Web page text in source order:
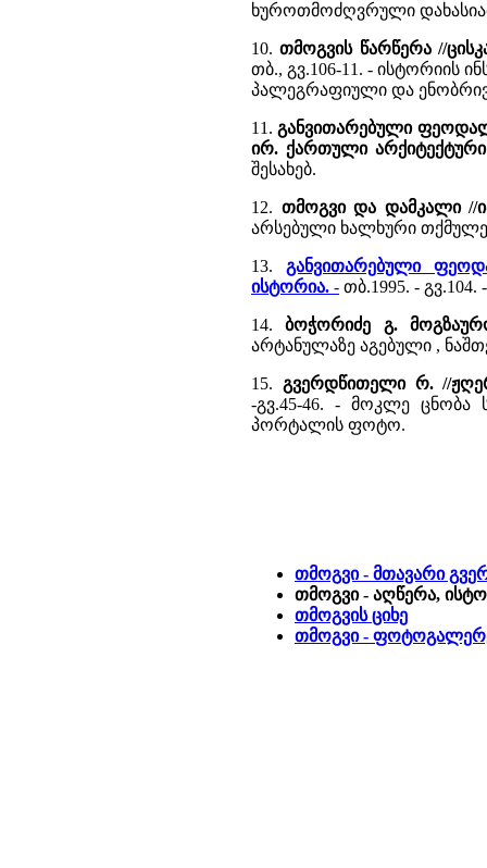
ხუროთმოძღვრული
10.თმოგვის წარწერა //
თბ., გვ.106-11. - ისტორიის
პალეგრაფიული და
11.განვითარებული
ირ. ქართული
შესახებ.
12. თმოგვი და დამკალი //
არსებული ხალხური
13. განვითარებული
ისტორია. - თბ.1995. -
14.ბოჭორიძე გ.
არტანულაზე აგებული ,
15. გვერდწითელი რ. //
-გვ.45-46. - მოკლე ცნობა
პორტალის ფოტო.
თმოგვი - მთავარი
თმოგვი - აღწერა,
თმოგვის ციხე
თმოგვი -